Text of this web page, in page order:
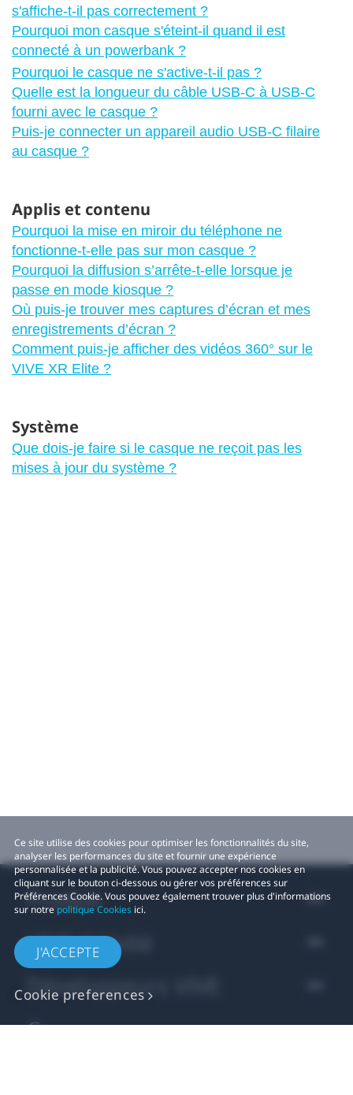
s'affiche-t-il pas correctement ?
Pourquoi mon casque s'éteint-il quand il est
connecté à un powerbank ?
Pourquoi le casque ne s'active-t-il pas ?
Quelle est la longueur du câble USB-C à USB-C
fourni avec le casque ?
Puis-je connecter un appareil audio USB-C filaire
au casque ?
Applis et contenu
Pourquoi la mise en miroir du téléphone ne
fonctionne-t-elle pas sur mon casque ?
Pourquoi la diffusion s’arrête-t-elle lorsque je
passe en mode kiosque ?
Où puis-je trouver mes captures d’écran et mes
enregistrements d’écran ?
Comment puis-je afficher des vidéos 360° sur le
VIVE XR Elite ?
Système
Que dois-je faire si le casque ne reçoit pas les
mises à jour du système ?
Ce site utilise des cookies pour optimiser les fonctionnalités du site,
analyser les performances du site et fournir une expérience
personnalisée et la publicité. Vous pouvez accepter nos cookies en
cliquant sur le bouton ci-dessous ou gérer vos préférences sur
Préférences Cookie. Vous pouvez également trouver plus d'informations
sur notre politique Cookies ici.
J'ACCEPTE
Cookie preferences
Produit
VIVE Activité
Développeurs VIVE
Company